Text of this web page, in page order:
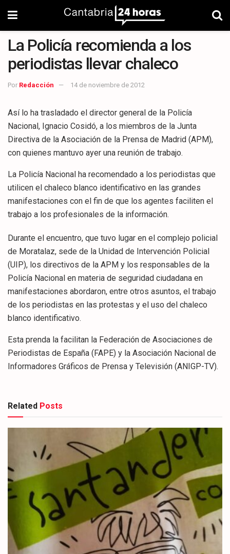
La Policía recomienda a los
periodistas llevar chaleco
Por Redacción 14 de noviembre de 2012
Así lo ha trasladado el director general de la Policía
Nacional, Ignacio Cosidó, a los miembros de la Junta
Directiva de la Asociación de la Prensa de Madrid (APM),
con quienes mantuvo ayer una reunión de trabajo.
La Policía Nacional ha recomendado a los periodistas que
utilicen el chaleco blanco identificativo en las grandes
manifestaciones con el fin de que los agentes faciliten el
trabajo a los profesionales de la información.
Durante el encuentro, que tuvo lugar en el complejo policial
de Moratalaz, sede de la Unidad de Intervención Policial
(UIP), los directivos de la APM y los responsables de la
Policía Nacional en materia de seguridad ciudadana en
manifestaciones abordaron, entre otros asuntos, el trabajo
de los periodistas en las protestas y el uso del chaleco
blanco identificativo.
Esta prenda la facilitan la Federación de Asociaciones de
Periodistas de España (FAPE) y la Asociación Nacional de
Informadores Gráficos de Prensa y Televisión (ANIGP-TV).
Related Posts